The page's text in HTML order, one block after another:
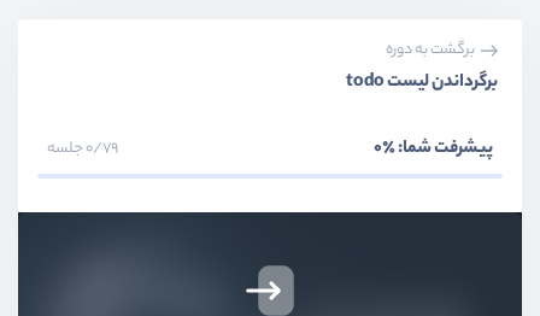
برگشت به دوره
برگرداندن لیست todo
پیشرفت شما:٪0 0/79 جلسه
بخش دوم نصب و راه اندازی
بخش چهارم پروژه Task Manager